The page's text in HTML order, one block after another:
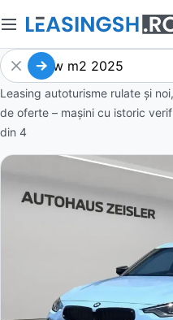
Leasing autoturisme rulate și
de oferte – mașini cu istoric
din 4